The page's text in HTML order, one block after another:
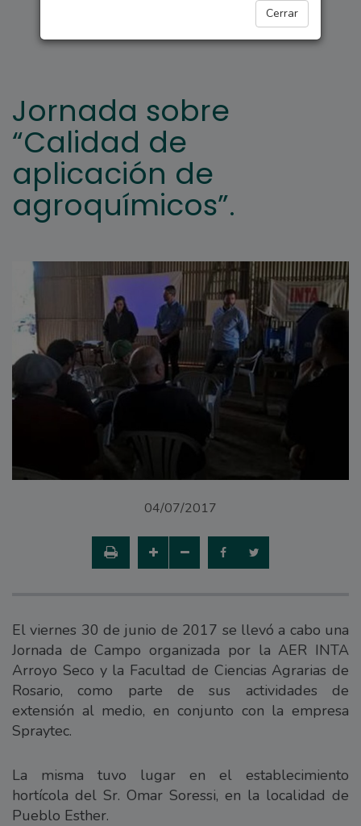
Cerrar
Jornada sobre
“Calidad de
aplicación de
agroquímicos”.
04/07/2017
El viernes 30 de junio de 2017 se llevó a cabo una
Jornada de Campo organizada por la AER INTA
Arroyo Seco y la Facultad de Ciencias Agrarias de
Rosario, como parte de sus actividades de
extensión al medio, en conjunto con la empresa
Spraytec.
La misma tuvo lugar en el establecimiento
hortícola del Sr. Omar Soressi, en la localidad de
Pueblo Esther.